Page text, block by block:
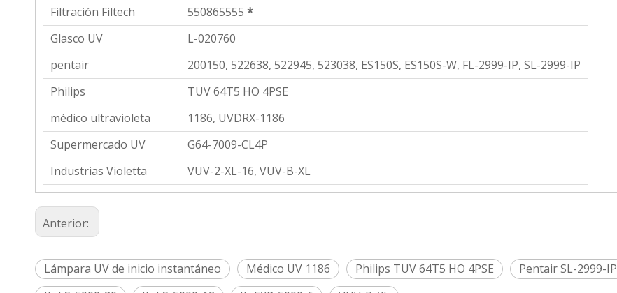
Filtración Filtech
550865555 *
Glasco UV
L-020760
pentair
200150, 522638, 522945, 523038, ES150S, ES150S-W, FL-2999-IP, SL-2999-IP
Philips
TUV 64T5 HO 4PSE
médico ultravioleta
1186, UVDRX-1186
Supermercado UV
G64-7009-CL4P
Industrias Violetta
VUV-2-XL-16, VUV-B-XL
Anterior:
Lámpara UV de inicio instantáneo Médico UV 1186 Philips TUV 64T5 HO 4PSE Pentair SL-2999-IP